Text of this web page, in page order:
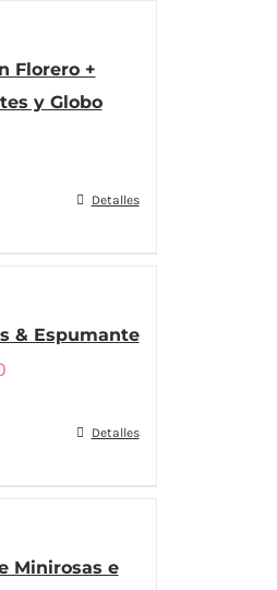
Florero +
y Globo
Detalles
& Espumante
Detalles
Minirosas e